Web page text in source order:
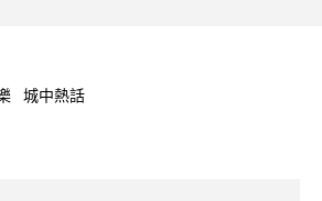
城中熱話